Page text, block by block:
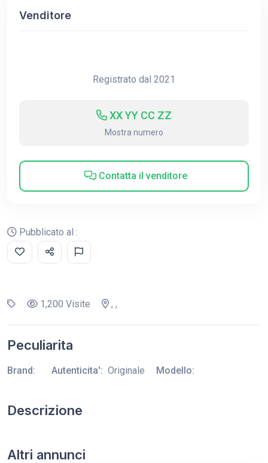
Venditore
Registrato dal 2021
XX YY CC ZZ
Mostra numero
Contatta il venditore
Pubblicato al :
1,200 Visite , ,
Peculiarita
Brand: Autenticita': Originale Modello:
Descrizione
Altri annunci